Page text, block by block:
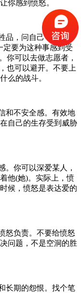
你感到愤怒。
，问自己：“我一
定要为这种事感到受
你可以去做志愿者，
也可以避开。不要上
么的战斗。
不安全感。有效地
自己的生存受到威胁
你可以深爱某人，
他(她)。实际上，愤
候，愤怒是表达爱的
负责。不要给愤怒
问题，不是空洞的胜
期的怨恨。找个笔